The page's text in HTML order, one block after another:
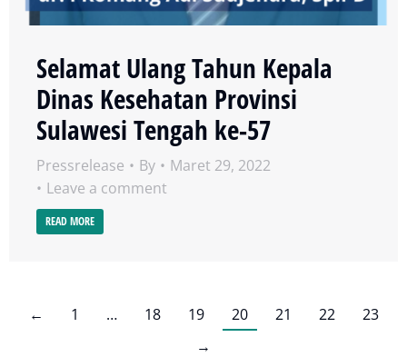
Selamat Ulang Tahun Kepala
Dinas Kesehatan Provinsi
Sulawesi Tengah ke-57
Pressrelease By
Maret 29, 2022
Leave a comment
READ MORE
← 1 … 18 19 20 21 22
23
→